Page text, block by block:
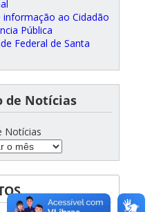
informação ao Cidadão
Pública
Federal de Santa
de Notícias
Notícias